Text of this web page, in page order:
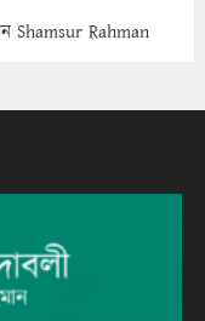
Shamsur Rahman